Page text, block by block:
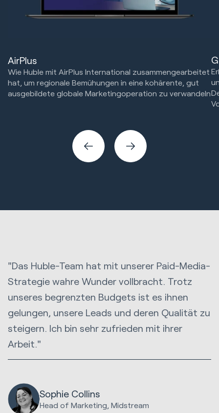
AirPlus
Wie Huble mit AirPlus International zusammengearbeitet
hat, um regionale Bemühungen in eine kohärente, gut
ausgebildete globale Marketingoperation zu verwandeln
Website Design & Entwicklung
Sophie Collins
Head of Marketing, Midstream
"Das Huble-Team hat mit unserer Paid-Media-
Strategie wahre Wunder vollbracht. Trotz
unseres begrenzten Budgets ist es ihnen
gelungen, unsere Leads und deren Qualität zu
steigern. Ich bin sehr zufrieden mit ihrer
Arbeit."